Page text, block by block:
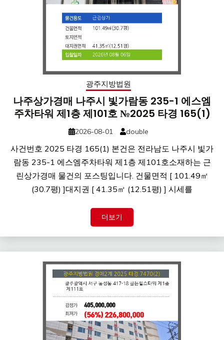
광주지방법원
나주상가경매 나주시 빛가람동 235-1 에스엠
주차타워 제1층 제101호 №2025 타경 165(1)
2026-08-01 double
사건번호 2025 타경 165(1) 본건은 전라남도 나주시 빛가
람동 235-1 에스엠주차타워 제1층 제101호소재하는 근
린상가경매 물건의 포스팅입니다. 건물면적 [ 101.49㎡
(30.7평) ]대지권 [ 41.35㎡ (12.51평) ] 시세를
더보기